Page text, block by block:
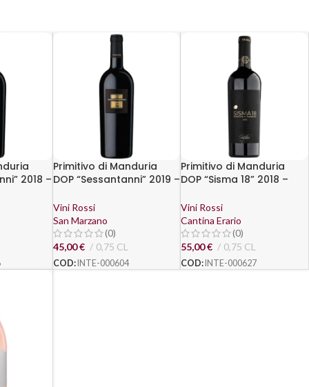
2018 –
Primitivo di Manduria
DOP “Sessantanni” 2019 –
Vini Rossi
San Marzano
(0)
45,00€ 0,75 CL
COD: INTE-000604
Primitivo di Manduria
DOP “Sisma 18” 2018 –
Vini Rossi
Cantina Erario
(0)
55,00€ 0,75 CL
COD: INTE-000627